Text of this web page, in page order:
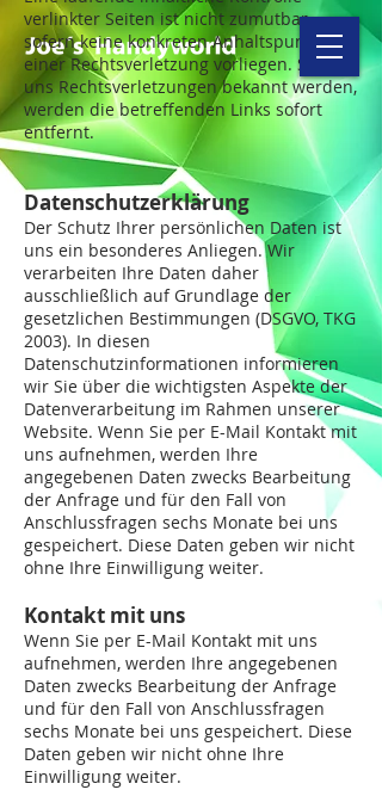
verlinkter Seiten ist nicht zumutbar,
sofern keine konkreten Anhaltspunkte
einer Rechtsverletzung vorliegen. Sollten
uns Rechtsverletzungen bekannt werden,
werden die betreffenden Links sofort
entfernt.
Datenschutzerklärung
Der Schutz Ihrer persönlichen Daten ist
uns ein besonderes Anliegen. Wir
verarbeiten Ihre Daten daher
ausschließlich auf Grundlage der
gesetzlichen Bestimmungen (DSGVO, TKG
2003). In diesen
Datenschutzinformationen informieren
wir Sie über die wichtigsten Aspekte der
Datenverarbeitung im Rahmen unserer
Website. Wenn Sie per E-Mail Kontakt mit
uns aufnehmen, werden Ihre
angegebenen Daten zwecks Bearbeitung
der Anfrage und für den Fall von
Anschlussfragen sechs Monate bei uns
gespeichert. Diese Daten geben wir nicht
ohne Ihre Einwilligung weiter.
Kontakt mit uns
Wenn Sie per E-Mail Kontakt mit uns
aufnehmen, werden Ihre angegebenen
Daten zwecks Bearbeitung der Anfrage
und für den Fall von Anschlussfragen
sechs Monate bei uns gespeichert. Diese
Daten geben wir nicht ohne Ihre
Einwilligung weiter.